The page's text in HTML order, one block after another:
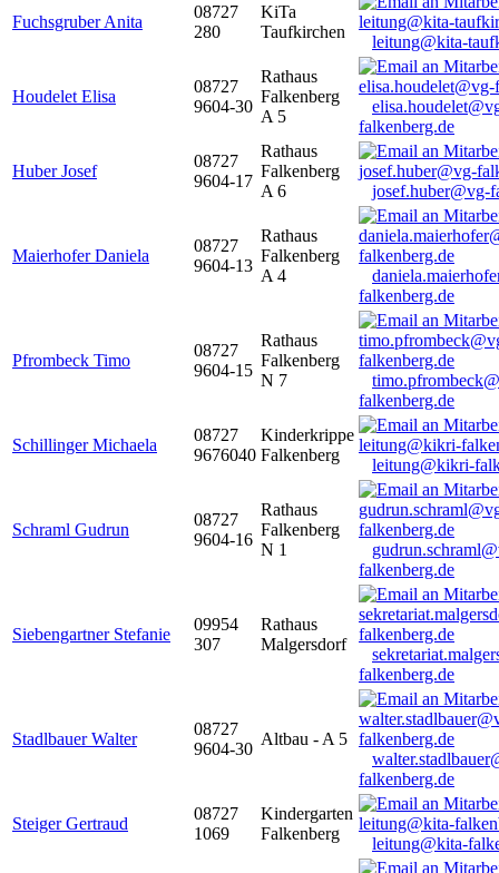
Fuchsgruber Anita
08727
280
KiTa
Taufkirchen
leitung@kita-
Houdelet Elisa
08727
9604-30
Rathaus
Falkenberg
A 5
falkenberg.de
Huber Josef
08727
9604-17
Rathaus
Falkenberg
A 6
josef.huber@vg-
Maierhofer Daniela
08727
9604-13
Rathaus
Falkenberg
A 4
falkenberg.de
Pfrombeck Timo
08727
9604-15
Rathaus
Falkenberg
N 7
falkenberg.de
Schillinger Michaela
08727
9676040
Kinderkrippe
Falkenberg
leitung@kikri-
Schraml Gudrun
08727
9604-16
Rathaus
Falkenberg
N 1
falkenberg.de
Siebengartner Stefanie
09954
307
Rathaus
Malgersdorf
falkenberg.de
Stadlbauer Walter
08727
9604-30
Altbau - A 5
falkenberg.de
Steiger Gertraud
08727
1069
Kindergarten
Falkenberg
leitung@kita-